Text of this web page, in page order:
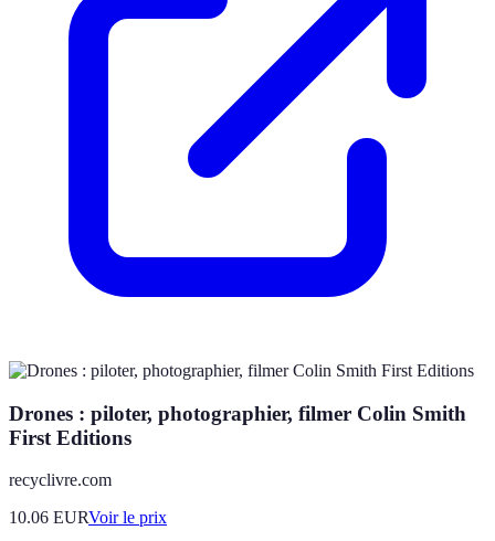
Drones : piloter, photographier, filmer Colin Smith
First Editions
recyclivre.com
10.06 EURVoir le prix